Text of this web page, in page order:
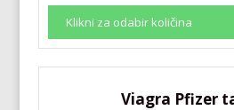
Viagra Pfizer